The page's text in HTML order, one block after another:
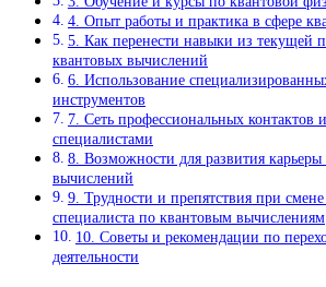
4. Опыт работы и практика в сфере
5. Как перенести навыки из текущей
квантовых вычислений
6. Использование
инструментов
7. Сеть профессиональных контактов
специалистами
8. Возможности для развития
вычислений
9. Трудности и препятствия при
специалиста по квантовым вычислениям
10. Советы и рекомендации по
деятельности